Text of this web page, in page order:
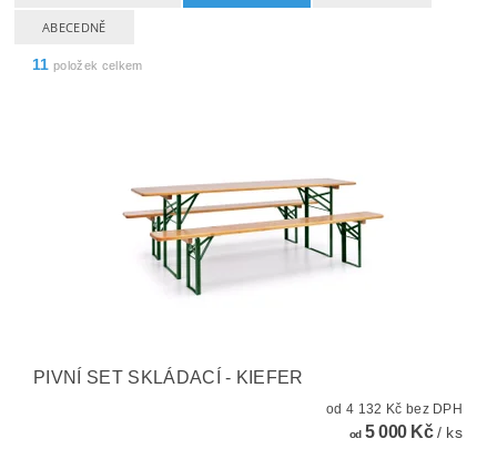
ABECEDNĚ
11 položek celkem
PIVNÍ SET SKLÁDACÍ - KIEFER
od 4 132 Kč bez DPH
od5 000 Kč/ ks